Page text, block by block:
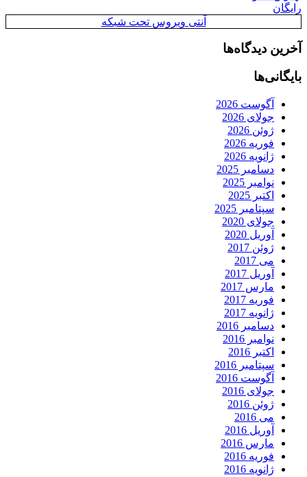
رایگان
آنتی ویروس تحت شبکه
آخرین دیدگاه‌ها
بایگانی‌ها
آگوست 2026
جولای 2026
ژوئن 2026
فوریه 2026
ژانویه 2026
دسامبر 2025
نوامبر 2025
اکتبر 2025
سپتامبر 2025
جولای 2020
آوریل 2020
ژوئن 2017
می 2017
آوریل 2017
مارس 2017
فوریه 2017
ژانویه 2017
دسامبر 2016
نوامبر 2016
اکتبر 2016
سپتامبر 2016
آگوست 2016
جولای 2016
ژوئن 2016
می 2016
آوریل 2016
مارس 2016
فوریه 2016
ژانویه 2016